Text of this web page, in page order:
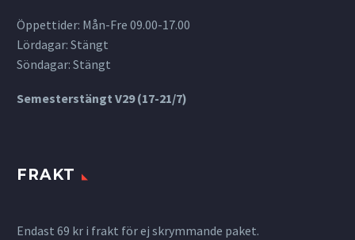
Öppettider: Mån-Fre 09.00-17.00
Lördagar: Stängt
Söndagar: Stängt
Semesterstängt V29 (17-21/7)
FRAKT
Endast 69 kr i frakt för ej skrymmande paket.